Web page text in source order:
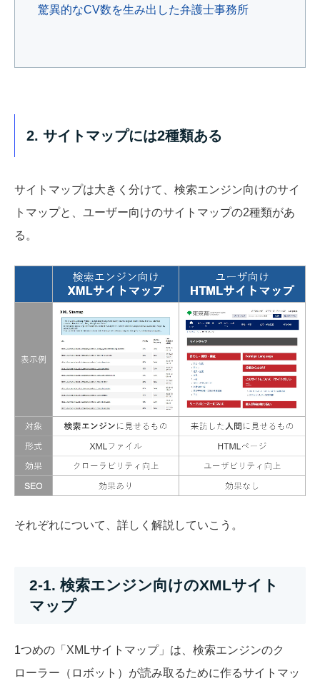
驚異的なCV数を生み出した弁護士事務所
2. サイトマップには2種類ある
サイトマップは大きく分けて、検索エンジン向けのサイ
トマップと、ユーザー向けのサイトマップの2種類があ
る。
それぞれについて、詳しく解説していこう。
2-1. 検索エンジン向けのXMLサイト
マップ
1つめの「XMLサイトマップ」は、検索エンジンのク
ローラー（ロボット）が読み取るために作るサイトマッ